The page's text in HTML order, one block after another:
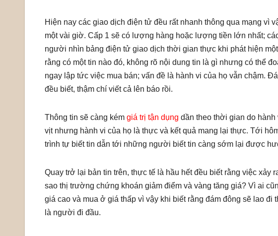
Hiện nay các giao dịch điện tử đều rất nhanh thông qua mạng vì
một vài giờ. Cấp 1 sẽ có lượng hàng hoặc lượng tiền lớn nhất;
người nhìn bảng điện tử giao dịch thời gian thực khi phát hiện
rằng có một tin nào đó, không rõ nội dung tin là gì nhưng có thể
ngay lập tức việc mua bán; vấn đề là hành vi của họ vẫn chậm.
đều biết, thậm chí viết cả lên báo rồi.
Thông tin sẽ càng kém giá trị tận dụng dần theo thời gian do
vịt nhưng hành vi của họ là thực và kết quả mang lại thực. Tới
trình tự biết tin dẫn tới những người biết tin càng sớm lại được
Quay trở lại bản tin trên, thực tế là hầu hết đều biết rằng việc xảy
sao thị trường chứng khoán giảm điểm và vàng tăng giá? Vì ai
giá cao và mua ở giá thấp vì vậy khi biết rằng đám đông sẽ lao
là người đi đầu.